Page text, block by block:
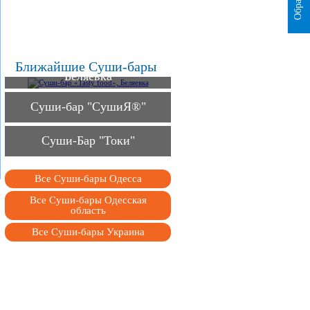
Ближайшие Суши-бары
Суши-бар «Tasty food»,
Беляевка
Суши-бар "СушиЯ®"
Суши-Бар "Токи"
Все Суши-бары Одесса
Все Суши-бары Одесская
область
Все Суши-бары Украина